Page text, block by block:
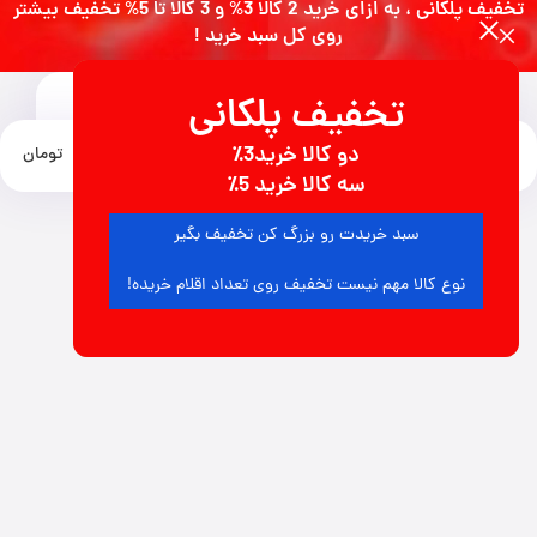
تخفیف پلکانی
دو کالا خرید3٪
سه کالا خرید 5٪
سبد خریدت رو بزرگ کن تخفیف بگیر
نوع کالا مهم نیست تخفیف روی تعداد اقلام خریده!
تومان
تخفیف پلکانی ، به ازای خرید 2 کالا 3% و 3 کالا تا 5% تخفیف بیشتر
روی کل سبد خرید !